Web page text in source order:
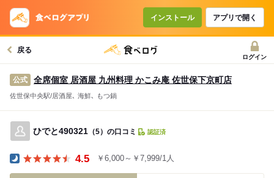
インストール アプリで開く
戻る
ログイン
公式 全席個室 居酒屋 九州料理 かこみ庵 佐世保下京町店
佐世保中央駅/居酒屋､ 海鮮､ もつ鍋
ひでと490321 （5）の口コミ 認証済
4.5 ￥6,000～￥7,999/1人